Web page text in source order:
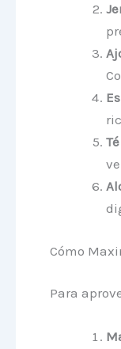
Cómo
Para